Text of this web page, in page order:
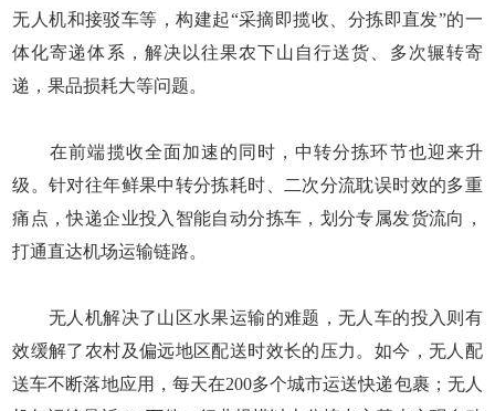
无人机和接驳车等，构建起“采摘即揽收、分拣即直发”的一
体化寄递体系，解决以往果农下山自行送货、多次辗转寄
递，果品损耗大等问题。
在前端揽收全面加速的同时，中转分拣环节也迎来升
级。针对往年鲜果中转分拣耗时、二次分流耽误时效的多重
痛点，快递企业投入智能自动分拣车，划分专属发货流向，
打通直达机场运输链路。
无人机解决了山区水果运输的难题，无人车的投入则有
效缓解了农村及偏远地区配送时效长的压力。如今，无人配
送车不断落地应用，每天在200多个城市运送快递包裹；无人